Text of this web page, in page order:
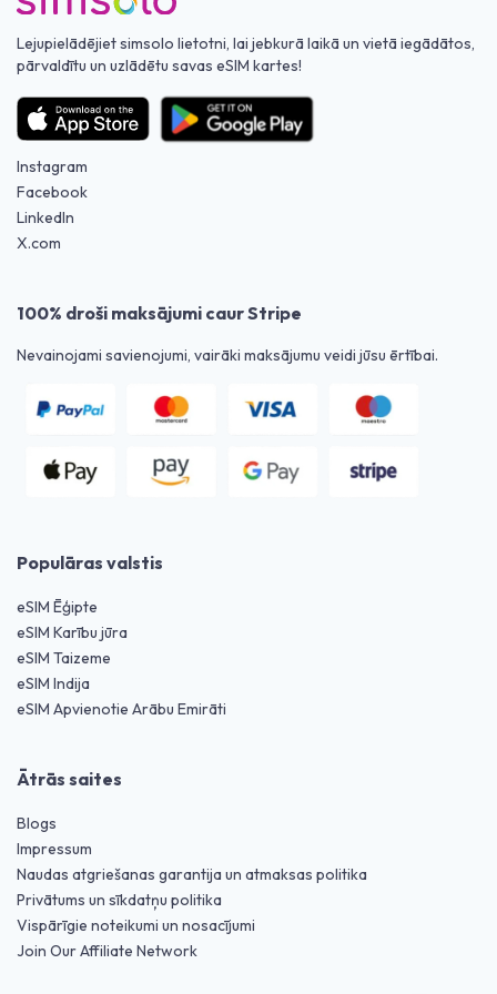
Lejupielādējiet simsolo lietotni, lai jebkurā laikā un vietā iegādātos,
pārvaldītu un uzlādētu savas eSIM kartes!
Instagram
Facebook
LinkedIn
X.com
100% droši maksājumi caur Stripe
Nevainojami savienojumi, vairāki maksājumu veidi jūsu ērtībai.
Populāras valstis
eSIM Ēģipte
eSIM Karību jūra
eSIM Taizeme
eSIM Indija
eSIM Apvienotie Arābu Emirāti
Ātrās saites
Blogs
Impressum
Naudas atgriešanas garantija un atmaksas politika
Privātums un sīkdatņu politika
Vispārīgie noteikumi un nosacījumi
Join Our Affiliate Network